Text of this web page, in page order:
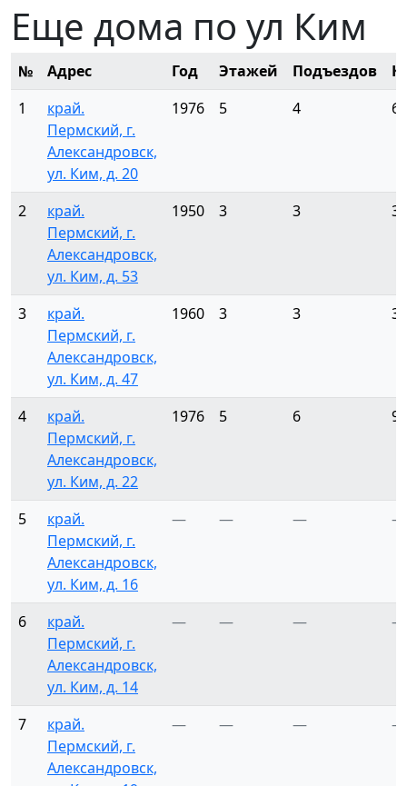
Еще дома по ул Ким
№ Адрес Год Этажей Подъездов
1
край.
Пермский, г.
Александровск,
ул. Ким, д. 20
1976 5 4 67
2
край.
Пермский, г.
Александровск,
ул. Ким, д. 53
1950 3 3 36
3
край.
Пермский, г.
Александровск,
ул. Ким, д. 47
1960 3 3 36
4
край.
Пермский, г.
Александровск,
ул. Ким, д. 22
1976 5 6 90
5
край.
Пермский, г.
Александровск,
ул. Ким, д. 16
— — — —
6
край.
Пермский, г.
Александровск,
ул. Ким, д. 14
— — — —
7
край.
Пермский, г.
Александровск,
— — — —